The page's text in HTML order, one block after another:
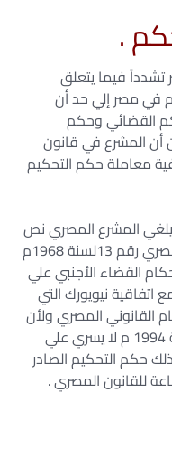
تشدداً فيما يتعلق
في مصر إلي حد أن
القضائي وحكم
أن المشرع في قانون
معاملة حكم التحكيم
المشرع المصري نص
المادة 299 من قانون المرافعات المصري رقم 13لسنة 1968م
القضاء الأجنبي علي
اتفاقية نيويورك التي
القانوني المصري ولأن
قانون التحكيم المصري رقم 27 لسنة 1994 م لا يسري علي
حكم التحكيم الصادر
للقانون المصري .